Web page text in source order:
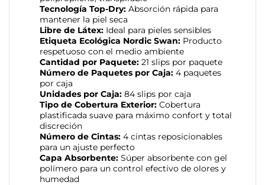
Tecnología Top-Dry: Absorción rápida para
mantener la piel seca
Libre de Látex: Ideal para pieles sensibles
Etiqueta Ecológica Nordic Swan: Producto
respetuoso con el medio ambiente
Cantidad por Paquete: 21 slips por paquete
Número de Paquetes por Caja: 4 paquetes
por caja
Unidades por Caja: 84 slips por caja
Tipo de Cobertura Exterior: Cobertura
plastificada suave para máximo confort y total
discreción
Número de Cintas: 4 cintas reposicionables
para un ajuste perfecto
Capa Absorbente: Súper absorbente con gel
polímero para un control efectivo de olores y
humedad